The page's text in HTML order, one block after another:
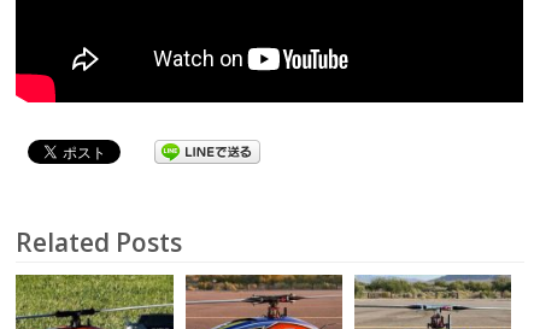
Related Posts